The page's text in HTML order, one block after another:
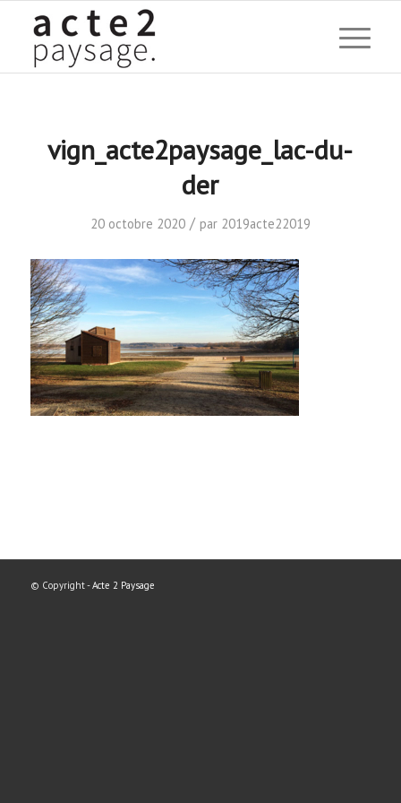
vign_acte2paysage_lac-du-
der
20 octobre 2020 / par 2019acte22019
© Copyright -Acte 2 Paysage